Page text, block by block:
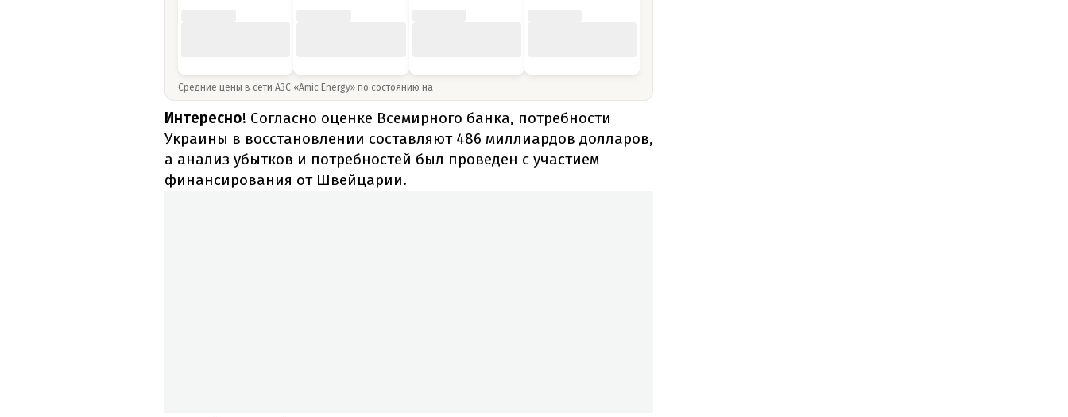
Средние цены в сети АЗС «Amic Energy» по состоянию на
Интересно! Согласно оценке Всемирного банка, потребности
Украины в восстановлении составляют 486 миллиардов долларов,
а анализ убытков и потребностей был проведен с участием
финансирования от Швейцарии.